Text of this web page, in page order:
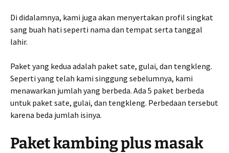
Di didalamnya, kami juga akan menyertakan profil singkat
sang buah hati seperti nama dan tempat serta tanggal
lahir.
Paket yang kedua adalah paket sate, gulai, dan tengkleng.
Seperti yang telah kami singgung sebelumnya, kami
menawarkan jumlah yang berbeda. Ada 5 paket berbeda
untuk paket sate, gulai, dan tengkleng. Perbedaan tersebut
karena beda jumlah isinya.
Paket kambing plus masak